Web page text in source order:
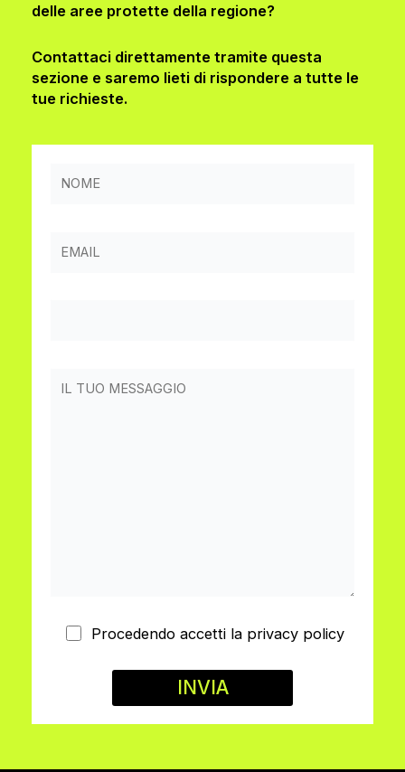
delle aree protette della regione?
Contattaci direttamente tramite questa
sezione e saremo lieti di rispondere a tutte le
tue richieste.
Procedendo accetti la privacy policy